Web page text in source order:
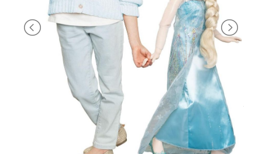
VALIGERIA-